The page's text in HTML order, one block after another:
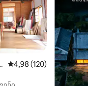
საშუალო შეფასებაა
4,98 (120)